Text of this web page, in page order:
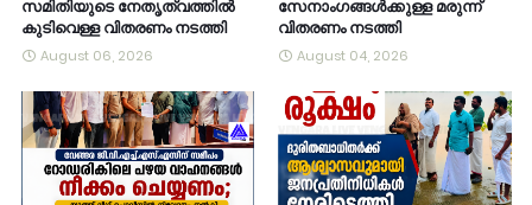
സമിതിയുടെ നേതൃത്വത്തിൽ
കുടിവെള്ള വിതരണം നടത്തി
August 06, 2026
സേനാംഗങ്ങൾക്കുള്ള മരുന്ന്
വിതരണം നടത്തി
August 04, 2026